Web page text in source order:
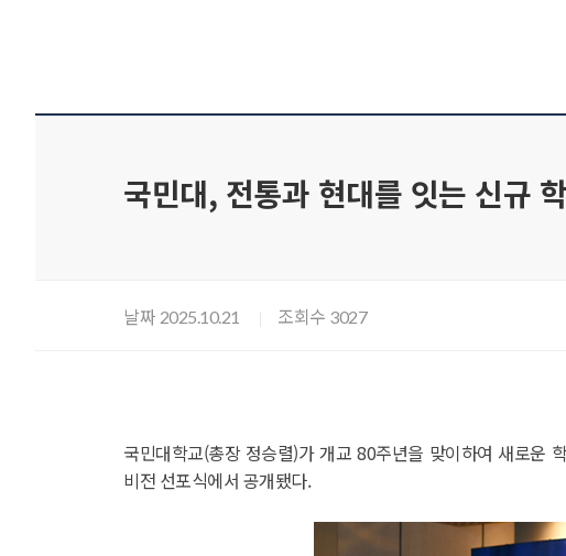
국민대, 전통과 현대를 잇는 신규
날짜 2025.10.21 조회수 3027
국민대학교(총장 정승렬)가 개교 80주년을 맞이하여 새로운
비전 선포식에서 공개됐다.